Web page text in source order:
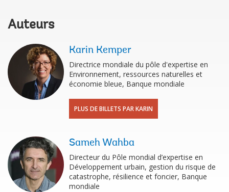
Auteurs
Karin Kemper
Directrice mondiale du pôle d'expertise en
Environnement, ressources naturelles et
économie bleue, Banque mondiale
PLUS DE BILLETS PAR KARIN
Sameh Wahba
Directeur du Pôle mondial d’expertise en
Développement urbain, gestion du risque de
catastrophe, résilience et foncier, Banque
mondiale